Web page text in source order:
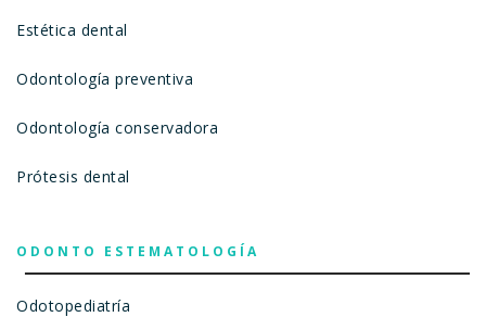
Estética dental
Odontología preventiva
Odontología conservadora
Prótesis dental
ODONTO ESTEMATOLOGÍA
Odotopediatría